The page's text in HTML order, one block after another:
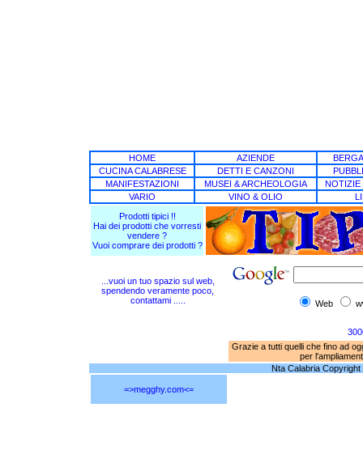
HOME AZIENDE
CUCINA CALABRESE
DETTI E CANZONI
MANIFESTAZIONI
MUSEI & ARCHEOLOGIA
NOTIZIE
VARIO
VINO & OLIO
Prodotti tipici !!
Hai dei prodotti che vorresti
vendere ?
Vuoi comprare dei prodotti ?
...vuoi un tuo spazio sul web,
spendendo veramente poco,
contattami .....
Web
Grazie a tutti quelli che fino ad
per
Nta Calabria
=>megghy.com<=